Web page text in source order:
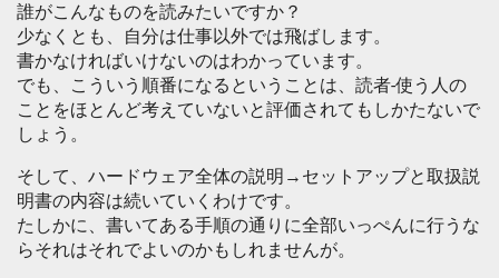
誰がこんなものを読みたいですか？
少なくとも、自分は仕事以外では飛ばします。
書かなければいけないのはわかっています。
でも、こういう順番になるということは、読者-使う人の
ことをほとんど考えていないと評価されてもしかたないで
しょう。
そして、ハードウェア全体の説明→セットアップと取扱説
明書の内容は続いていくわけです。
たしかに、書いてある手順の通りに全部いっぺんに行うな
らそれはそれでよいのかもしれませんが。